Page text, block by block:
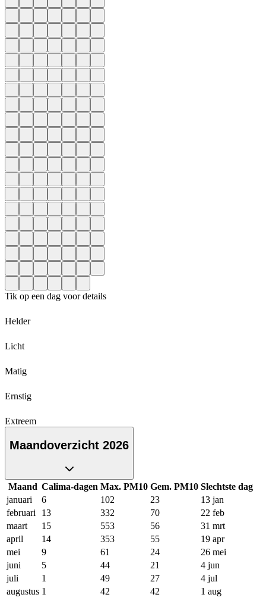
Tik op een dag voor details
Helder
Licht
Matig
Ernstig
Extreem
Maandoverzicht 2026
Maand Calima-dagen Max. PM10 Gem. PM10 Slechtste dag
januari
6 102 23
13 jan
februari
13 332 70
22 feb
maart
15 553 56
31 mrt
april
14 353 55
19 apr
mei
9 61 24
26 mei
juni
5 44 21
4 jun
juli
1 49 27
4 jul
augustus 1 42 42 1 aug